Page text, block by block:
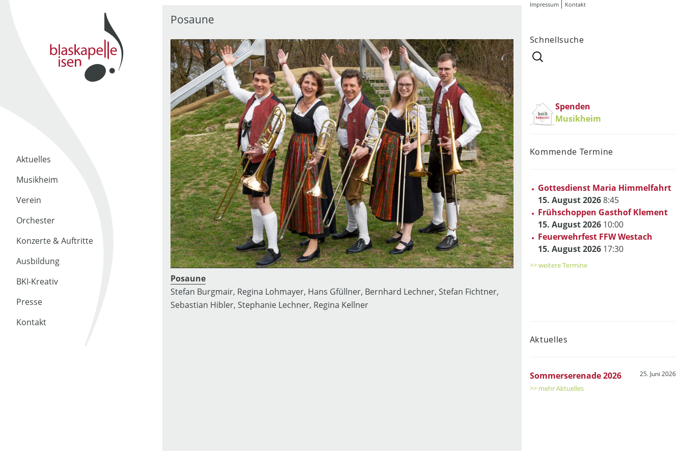
Aktuelles
Musikheim
Verein
Orchester
Konzerte & Auftritte
Ausbildung
BKI-Kreativ
Presse
Kontakt
Impressum Kontakt
Schnellsuche
Suchen
nach:
Spenden
Musikheim
Kommende Termine
Gottesdienst Maria Himmelfahrt
15. August 20268:45
Frühschoppen Gasthof Klement
15. August 202610:00
Feuerwehrfest FFW Westach
15. August 202617:30
>> weitere Termine
Aktuelles
Sommerserenade 2026 25. Juni 2026
>> mehr Aktuelles
Posaune
Posaune
Stefan Burgmair, Regina Lohmayer, Hans Gfüllner, Bernhard Lechner, Stefan Fichtner,
Sebastian Hibler, Stephanie Lechner, Regina Kellner